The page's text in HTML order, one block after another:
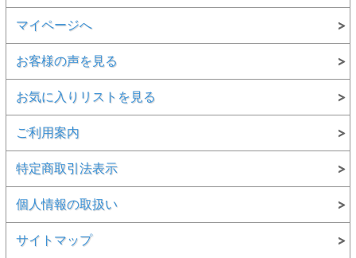
何といっても泉州タオルの特徴は、肌触りの良さとバツグン
の吸水性！
リピーターやファンも沢山いるこだわりのタオルです。
マイページへ
お客様の声を見る
お気に入りリストを見る
ご利用案内
特定商取引法表示
個人情報の取扱い
サイトマップ